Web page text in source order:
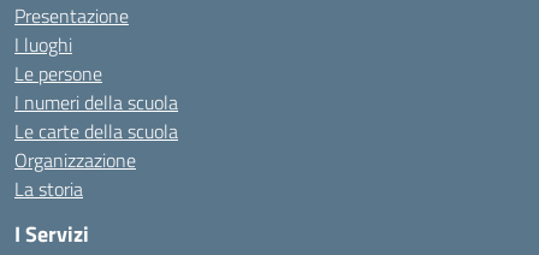
Presentazione
I luoghi
Le persone
I numeri della scuola
Le carte della scuola
Organizzazione
La storia
I Servizi